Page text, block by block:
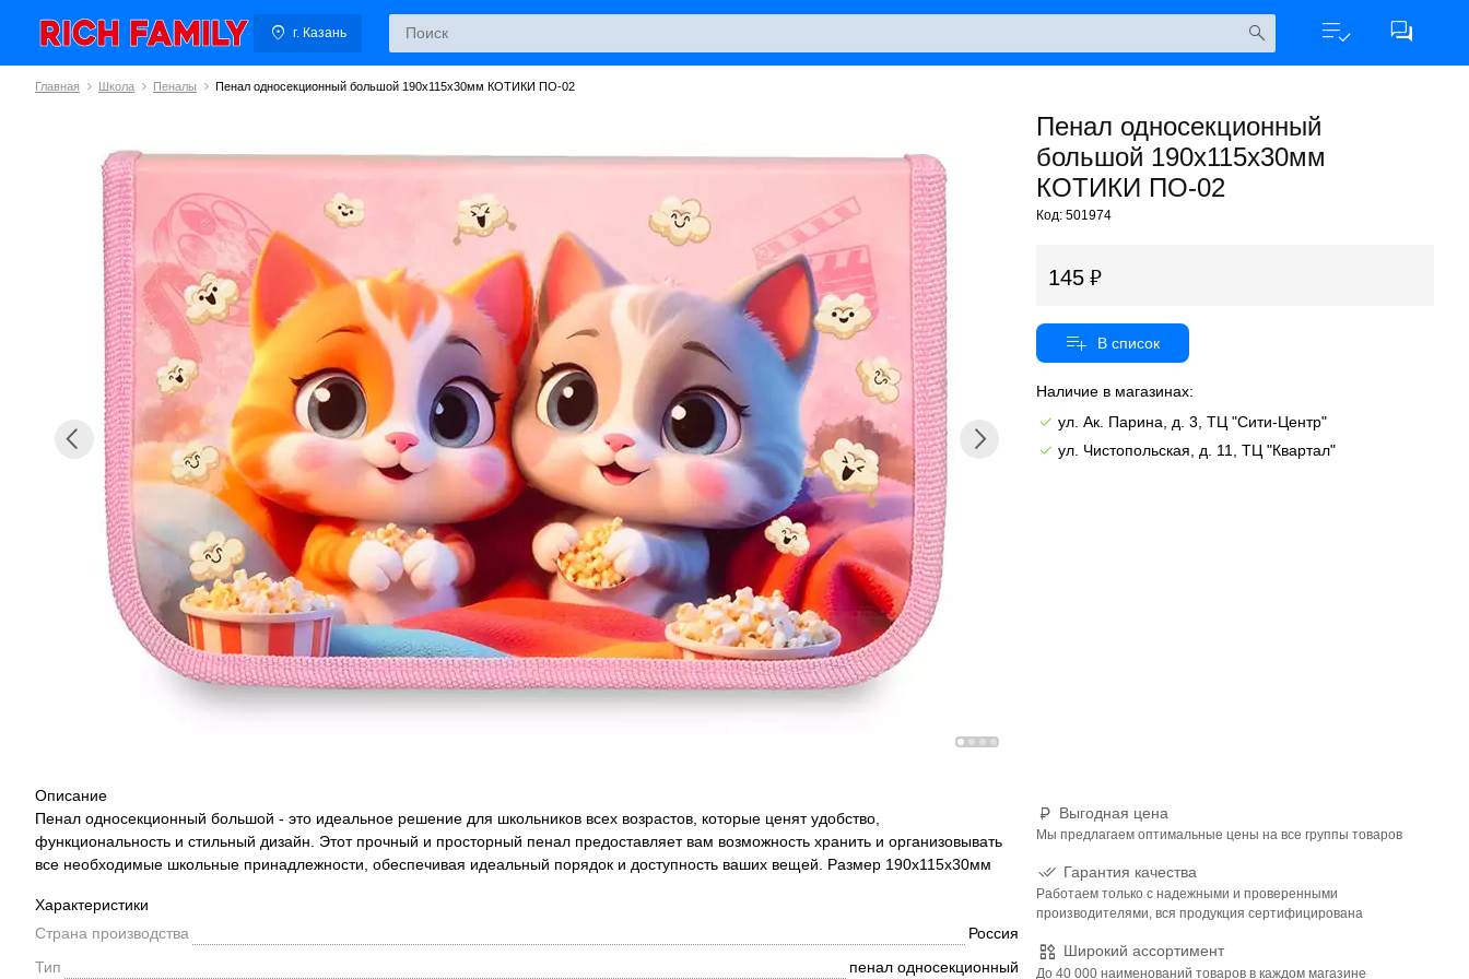
г. Казань
Главная Школа Пеналы Пенал односекционный большой 190х115х30мм КОТИКИ ПО-02
Пенал односекционный
большой 190х115х30мм
КОТИКИ ПО-02
Код: 501974
145
Наличие в магазинах:
ул. Ак. Парина, д. 3, ТЦ "Сити-Центр"
ул. Чистопольская, д. 11, ТЦ "Квартал"
Описание
Пенал односекционный большой - это идеальное решение для школьников всех возрастов, которые ценят удобство,
функциональность и стильный дизайн. Этот прочный и просторный пенал предоставляет вам возможность хранить и организовывать
все необходимые школьные принадлежности, обеспечивая идеальный порядок и доступность ваших вещей. Размер 190х115х30мм
Выгодная цена
Мы предлагаем оптимальные цены на все группы товаров
Гарантия качества
Работаем только с надежными и проверенными
производителями, вся продукция сертифицирована
Широкий ассортимент
До 40 000 наименований товаров в каждом магазине
Характеристики
Страна производства
Россия
Тип
пенал односекционный